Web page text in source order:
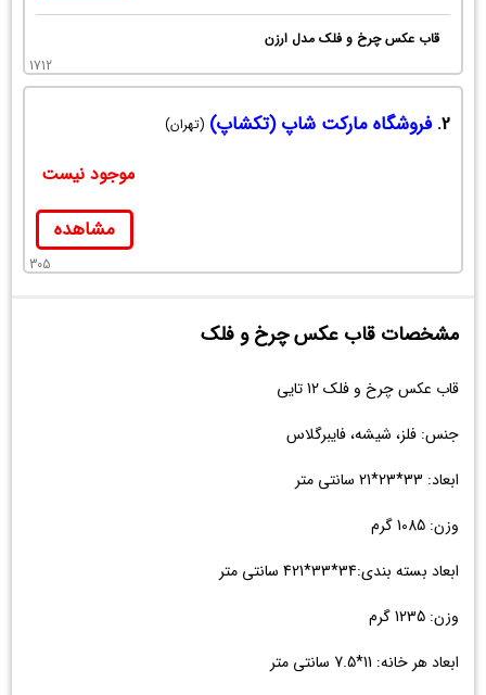
قاب عکس چرخ و فلک مدل ارزن
1712
2. فروشگاه مارکت شاپ (تکشاپ) (تهران)
موجود نیست
مشاهده
305
مشخصات قاب عکس چرخ و فلک
قاب عکس چرخ و فلک 12 تایی
جنس: فلز، شیشه، فایبرگلاس
ابعاد: 33*23*21 سانتی متر
وزن: 1085 گرم
ابعاد بسته بندی:34*33*421 سانتی متر
وزن: 1235 گرم
ابعاد هر خانه: 11*7.5 سانتی متر